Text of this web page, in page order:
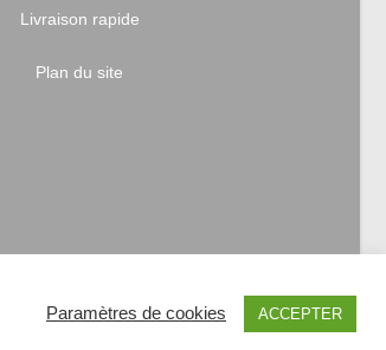
Livraison rapide
Plan du site
Paramètres de cookies ACCEPTER